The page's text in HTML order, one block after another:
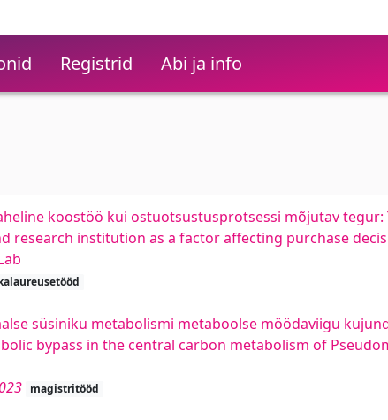
Registrid Abi ja info
koostöö kui ostuotsustusprotsessi mõjutav tegur:
research institution as a factor affecting purchase
süsiniku metabolismi metaboolse möödaviigu
bypass in the central carbon metabolism of
magistritööd